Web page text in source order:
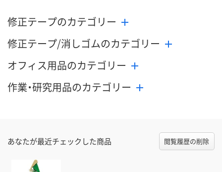
修正テープのカテゴリー
修正テープ/消しゴムのカテゴリー
オフィス用品のカテゴリー
作業・研究用品のカテゴリー
あなたが最近チェックした商品 閲覧履歴の削除